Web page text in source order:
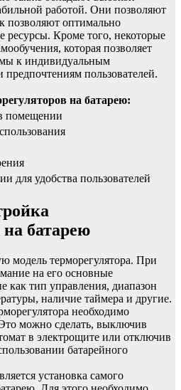
работой. Они позволяют
позволяют оптимально
ресурсы. Кроме того, некоторые
которая позволяет
к индивидуальным
пользователей.
на батарею:
помещении
для удобства пользователей
на батарею
модель терморегулятора. При
на его основные
как тип управления, диапазон
наличие таймера и другие.
необходимо
можно сделать, выключив
в электрощите или отключив
батарейного
установка самого